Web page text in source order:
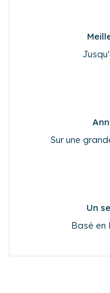
Pourquoi
Sur une